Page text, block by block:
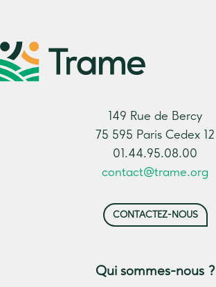
149 Rue de Bercy
75 595 Paris Cedex 12
01.44.95.08.00
contact@trame.org
CONTACTEZ-NOUS
Qui sommes-nous ?